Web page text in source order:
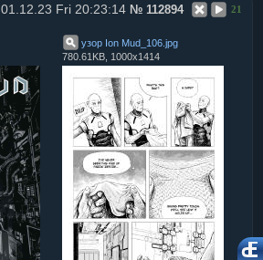
01.12.23 Fri 20:23:14 № 112894 21
узор Ion Mud_106 jpg
780.61KB, 1000x1414